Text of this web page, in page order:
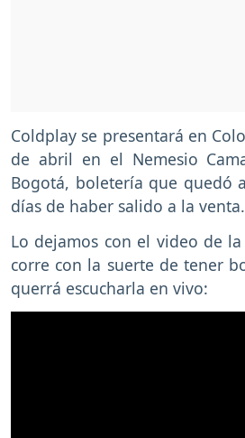
Coldplay se presentará en
de abril en el Nemesio
Bogotá, boletería que quedó
días de haber salido a la venta.
Lo dejamos con el video de
corre con la suerte de tener
querrá escucharla en vivo: